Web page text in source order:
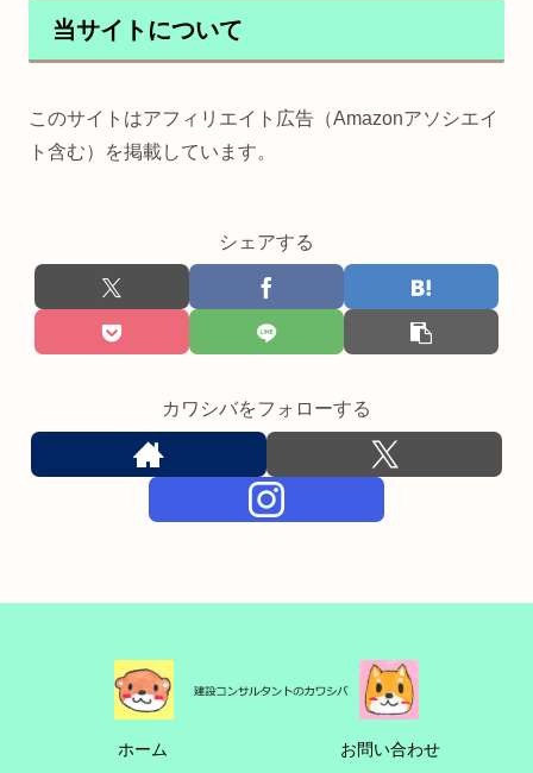
当サイトについて
このサイトはアフィリエイト広告（Amazonアソシエイ
ト含む）を掲載しています。
シェアする
カワシバをフォローする
ホーム お問い合わせ